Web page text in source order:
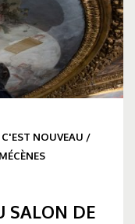
C'EST NOUVEAU /
MÉCÈNES
SALON DE